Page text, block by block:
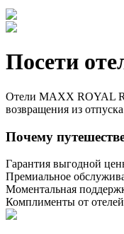
Посети
Отели MAXX ROYAL
возвращения из
Почему
Гарантия выгодной
Премиальное
Моментальная
Комплименты от